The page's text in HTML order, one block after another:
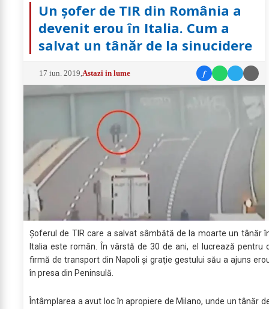
Un șofer de TIR din România a
devenit erou în Italia. Cum a
salvat un tânăr de la sinucidere
17 iun. 2019 Astazi in lume f
Şoferul de TIR care a salvat sâmbătă de la moarte un tânăr
Italia este român. În vârstă de 30 de ani, el lucrează pentru
firmă de transport din Napoli şi graţie gestului său a ajuns
în presa din Peninsulă.
Întâmplarea a avut loc în apropiere de Milano, unde un tânăr